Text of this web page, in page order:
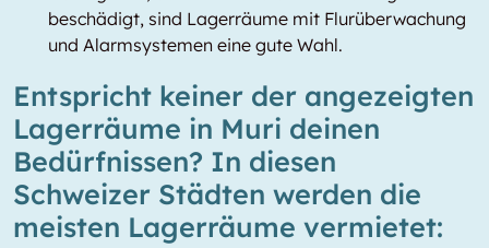
beschädigt, sind Lagerräume mit Flurüberwachung
und Alarmsystemen eine gute Wahl.
Entspricht keiner der angezeigten
Lagerräume in Muri deinen
Bedürfnissen? In diesen
Schweizer Städten werden die
meisten Lagerräume vermietet: